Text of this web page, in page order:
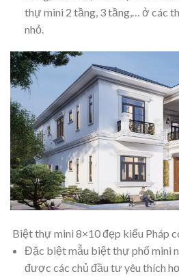
thự mini 2 tầng, 3 tầng,… ở các
nhỏ.
Biệt thự mini 8×10 đẹp kiểu Pháp
Đặc biệt mẫu biệt thự phố mini
được các chủ đầu tư yêu thích